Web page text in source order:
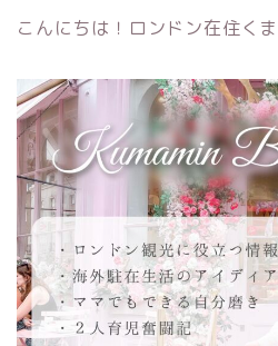
こんにちは！ロンドン在住くま